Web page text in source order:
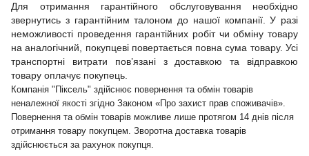
Для отримання гарантійного обслуговування необхідно
звернутись з гарантійним талоном до нашої компанії. У разі
неможливості проведення гарантійних робіт чи обміну товару
на аналогічний, покупцеві повертається повна сума товару. Усі
транспортні витрати пов’язані з доставкою та відправкою
товару оплачує покупець.
Компанія "Піксель" здійснює повернення та обмін товарів
неналежної якості згідно Законом «Про захист прав споживачів».
Повернення та обмін товарів можливе лише протягом 14 днів після
отримання товару покупцем. Зворотна доставка товарів
здійснюється за рахунок покупця.